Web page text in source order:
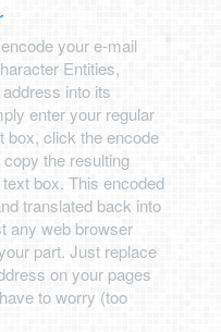
your e-mail
Entities,
into its
enter your regular
box, click the encode
the resulting
box. This encoded
translated back into
any web browser
part. Just replace
on your pages
to worry (too